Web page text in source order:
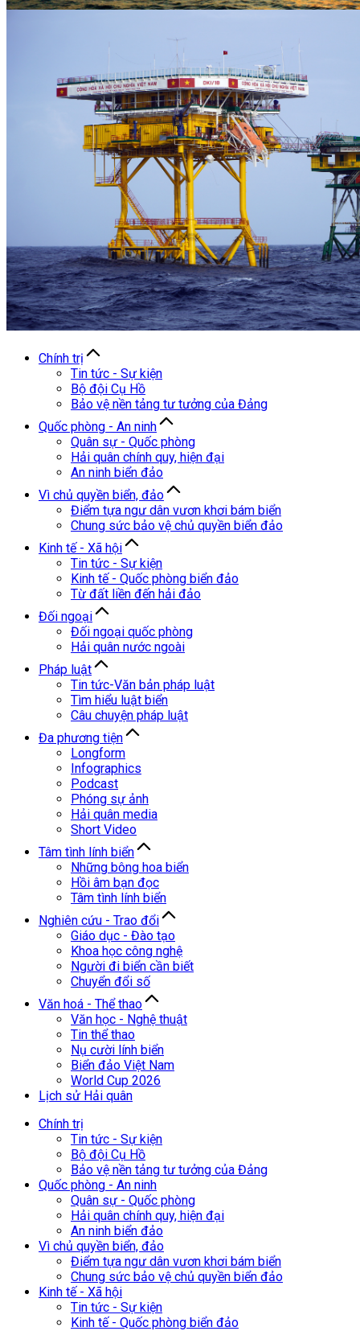
Chính trị
Tin tức - Sự kiện
Bộ đội Cụ Hồ
Bảo vệ nền tảng tư tưởng của Đảng
Quốc phòng - An ninh
Quân sự - Quốc phòng
Hải quân chính quy, hiện đại
An ninh biển đảo
Vì chủ quyền biển, đảo
Điểm tựa ngư dân vươn khơi bám biển
Chung sức bảo vệ chủ quyền biển đảo
Kinh tế - Xã hội
Tin tức - Sự kiện
Kinh tế - Quốc phòng biển đảo
Từ đất liền đến hải đảo
Đối ngoại
Đối ngoại quốc phòng
Hải quân nước ngoài
Pháp luật
Tin tức-Văn bản pháp luật
Tìm hiểu luật biển
Câu chuyện pháp luật
Đa phương tiện
Longform
Infographics
Podcast
Phóng sự ảnh
Hải quân media
Short Video
Tâm tình lính biển
Những bông hoa biển
Hồi âm bạn đọc
Tâm tình lính biển
Nghiên cứu - Trao đổi
Giáo dục - Đào tạo
Khoa học công nghệ
Người đi biển cần biết
Chuyển đổi số
Văn hoá - Thể thao
Văn học - Nghệ thuật
Tin thể thao
Nụ cười lính biển
Biển đảo Việt Nam
World Cup 2026
Lịch sử Hải quân
Chính trị
Tin tức - Sự kiện
Bộ đội Cụ Hồ
Bảo vệ nền tảng tư tưởng của Đảng
Quốc phòng - An ninh
Quân sự - Quốc phòng
Hải quân chính quy, hiện đại
An ninh biển đảo
Vì chủ quyền biển, đảo
Điểm tựa ngư dân vươn khơi bám biển
Chung sức bảo vệ chủ quyền biển đảo
Kinh tế - Xã hội
Tin tức - Sự kiện
Kinh tế - Quốc phòng biển đảo